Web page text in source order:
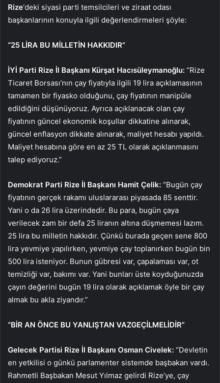
Rize‘deki siyasi parti temsilcileri ve ziraat odası
başkanlarının konuyla ilgili değerlendirmeleri şöyle:
“25 LİRA BU MİLLETİN HAKKIDIR”
İYİ Parti Rize İl Başkanı Kürşat Hacısüleymanoğlu: “Rize
Ticaret Borsası’nın çay fiyatıyla ilgili 19 lira açıklamasının
tamamen bir fiyasko olduğunu, çay fiyatının manipüle
edildiğini düşünüyoruz. Ayrıca açıklanacak olan çay
fiyatının güncel ekonomik koşullar dikkatine alınarak,
güncel enflasyon dikkate alınarak, maliyet hesabı yapıldı.
Maliyet hesabına göre en az 25 TL olarak açıklanmasını
talep ediyoruz.”
Demokrat Parti Rize İl Başkanı Hamit Çelik: “Bugün çay
fiyatının gerçek rakamı uluslararası piyasada 85 senttir.
Yani o da 26 lira üzerindedir. Bu para, bugün çaya
verilecek zam bir defa 25 liranın altına düşmemesi lazım.
25 lira bu milletin hakkıdır. Çünkü burada geçen sene 800
lira yevmiye yapılırken, yevmiye çay toplanırken bugün bin
500 lira isteniyor. Bunun gübresi var, çapalaması var, ot
temizliği var, bakımı var. Yani bunları üste koyduğunuzda
çayın değerini bugün 19 lira olarak açıklamak öyle bir çay
almak bu akla ziyandır.”
“BİR AN ÖNCE BU YANLIŞTAN VAZGEÇİLMELİDİR”
Gelecek Partisi Rize İl Başkanı Osman Civelek: “Devletin
en yetkilisi o günkü parlamenter sistemde başbakan vardı.
Rahmetli Başbakan Mesut Yılmaz gelirdi Rize’ye, çay